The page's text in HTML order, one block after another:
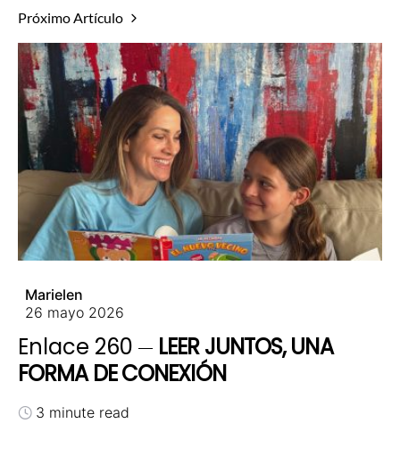
Próximo Artículo
Marielen
26 mayo 2026
Enlace 260
LEER JUNTOS, UNA
FORMA DE CONEXIÓN
3 minute read